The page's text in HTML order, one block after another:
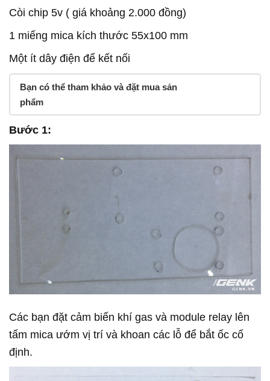
Còi chip 5v ( giá khoảng 2.000 đồng)
1 miếng mica kích thước 55x100 mm
Một ít dây điện để kết nối
Bạn có thể tham khảo và đặt mua sản
phẩm
Bước 1:
Các bạn đặt cảm biến khí gas và module relay lên
tấm mica ướm vị trí và khoan các lỗ để bắt ốc cố
định.